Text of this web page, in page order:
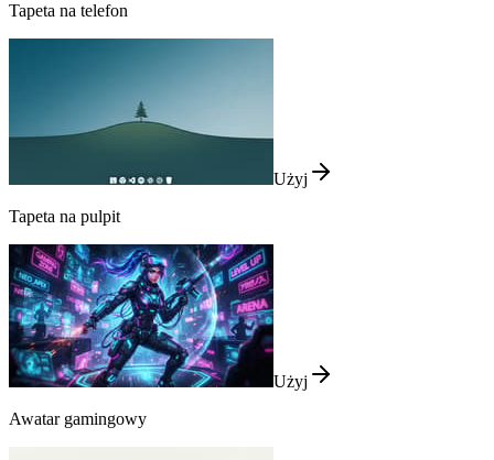
Tapeta na telefon
Użyj
Tapeta na pulpit
Użyj
Awatar gamingowy